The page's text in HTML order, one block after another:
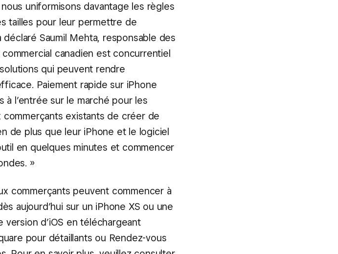
uniformisons davantage les règles
tailles pour leur permettre de
Saumil Mehta, responsable des
canadien est concurrentiel
qui peuvent rendre
Paiement rapide sur iPhone
l’entrée sur le marché pour les
existants de créer de
de plus que leur iPhone et le logiciel
en quelques minutes et commencer
»
commerçants peuvent commencer à
aujourd’hui sur un iPhone XS ou une
d’iOS en téléchargeant
pour détaillants ou Rendez-vous